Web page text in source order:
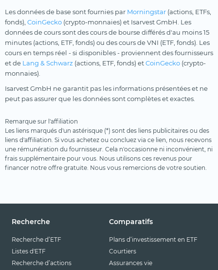
Les données de base sont fournies par Morningstar (actions, ETFs,
fonds), CoinGecko (crypto-monnaies) et Isarvest GmbH. Les
données de cours sont des cours de bourse différés d'au moins 15
minutes (actions, ETF, fonds) ou des cours de VNI (ETF, fonds). Les
cours en temps réel - si disponibles - proviennent des fournisseurs
et de Lang & Schwarz (actions, ETF, fonds) etCoinGecko (crypto-
monnaies).
Isarvest GmbH ne garantit pas les informations présentées et ne
peut pas assurer que les données sont complètes et exactes.
Remarque sur l'affiliation
Les liens marqués d'un astérisque (*) sont des liens publicitaires ou des
liens d'affiliation. Si vous achetez ou concluez via ce lien, nous recevons
une rémunération du fournisseur. Cela n'occasionne ni inconvénient, ni
frais supplémentaire pour vous. Nous utilisons ces revenus pour
financer notre offre gratuite. Nous vous remercions de votre soutien.
Recherche
Recherche d’ETF
Listes d'ETF
Recherche d’actions
Comparatifs
Plans d’investissement en ETF
Courtiers
Assurances vie